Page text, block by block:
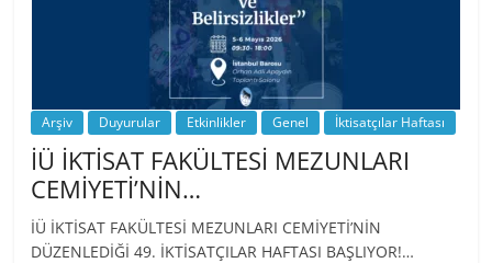
Arşiv Duyurular Etkinlikler Genel İktisatçılar Haftası
İÜ İKTİSAT FAKÜLTESİ MEZUNLARI
CEMİYETİ’NİN…
İÜ İKTİSAT FAKÜLTESİ MEZUNLARI CEMİYETİ’NİN
DÜZENLEDİĞİ 49. İKTİSATÇILAR HAFTASI BAŞLIYOR!…